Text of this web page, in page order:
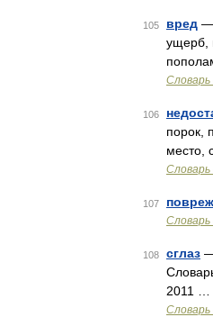
105 вред —
ущерб,
Словарь
106
порок,
место,
Словарь
107
Словарь
108 сглаз
2011 …
Словарь